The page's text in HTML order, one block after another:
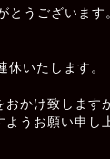
とうございます
いたします。
かけ致します
うお願い申し